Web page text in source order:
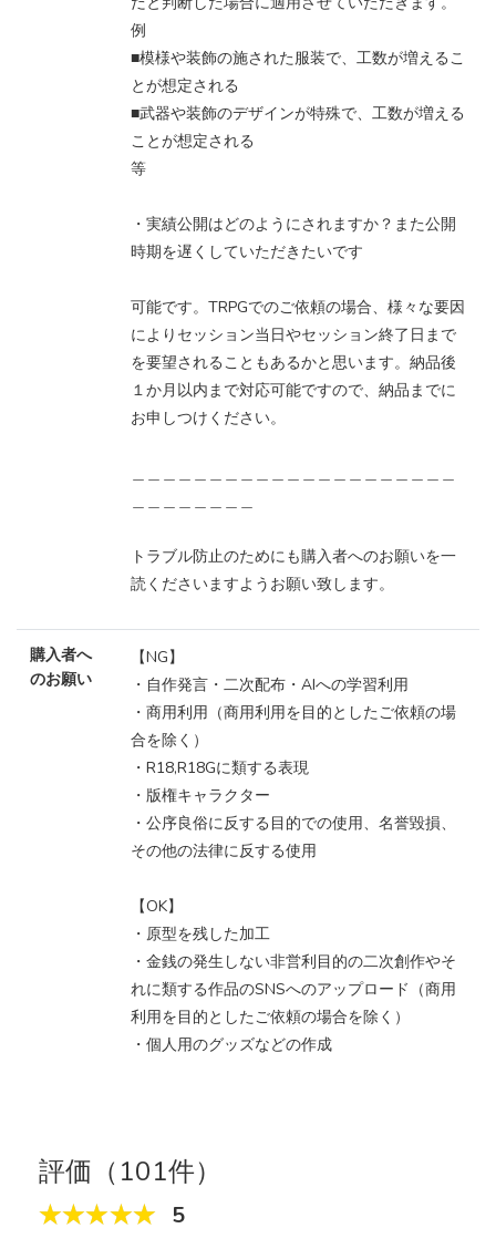
例
■模様や装飾の施された服装で、工数が増えるこ
とが想定される
■武器や装飾のデザインが特殊で、工数が増える
ことが想定される
等
・実績公開はどのようにされますか？また公開
時期を遅くしていただきたいです
可能です。TRPGでのご依頼の場合、様々な要因
によりセッション当日やセッション終了日まで
を要望されることもあるかと思います。納品後
１か月以内まで対応可能ですので、納品までに
お申しつけください。
トラブル防止のためにも購入者へのお願いを一
読くださいますようお願い致します。
購入者へ
のお願い
【NG】
・自作発言・二次配布・AIへの学習利用
・商用利用（商用利用を目的としたご依頼の場
合を除く）
・R18,R18Gに類する表現
・版権キャラクター
・公序良俗に反する目的での使用、名誉毀損、
その他の法律に反する使用
【OK】
・原型を残した加工
・金銭の発生しない非営利目的の二次創作やそ
れに類する作品のSNSへのアップロード（商用
利用を目的としたご依頼の場合を除く）
・個人用のグッズなどの作成
評価（101件）
5